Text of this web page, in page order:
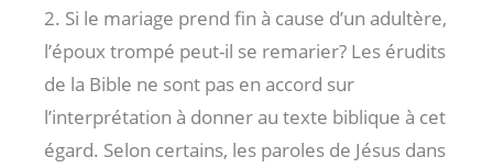
2. Si le mariage prend fin à cause d’un adultère,
l’époux trompé peut-il se remarier? Les érudits
de la Bible ne sont pas en accord sur
l’interprétation à donner au texte biblique à cet
égard. Selon certains, les paroles de Jésus dans